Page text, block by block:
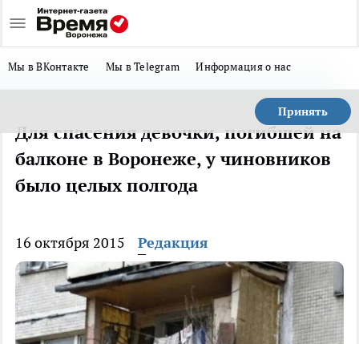
Мы в ВКонтакте Мы в Telegram Информация о нас
Принять
Для спасения девочки, погибшей на
балконе в Воронеже, у чиновников
было целых полгода
16 октября 2015 Редакция